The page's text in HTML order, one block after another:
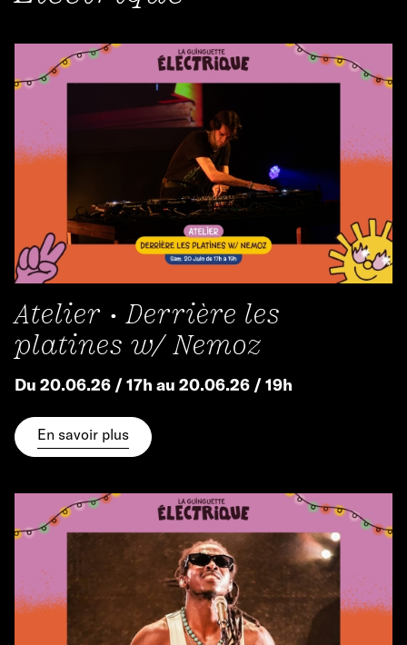
Atelier • Derrière les
platines w/ Nemoz
Du 20.06.26 / 17h au 20.06.26 / 19h
En savoir plus